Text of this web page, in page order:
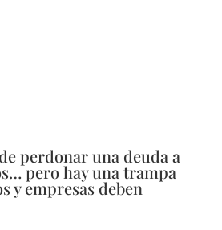
perdonar una deuda a
pero hay una trampa
y empresas deben